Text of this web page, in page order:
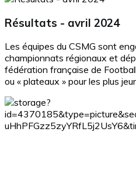
Résultats - avril 2024
Les équipes du CSMG sont
championnats régionaux et
fédération française de
ou « plateaux » pour les plus